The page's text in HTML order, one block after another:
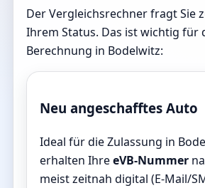
Der Vergleichsrechner fragt Sie
Ihrem Status. Das ist wichtig für
Berechnung in Bodelwitz:
Neu angeschafftes Auto
Ideal für die Zulassung in
erhalten IhreeVB-Nummer
meist zeitnah digital (E-Mail/